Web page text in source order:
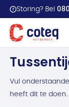
Storing? Bel
Home Meters &
Vul
heeft dit te doen.